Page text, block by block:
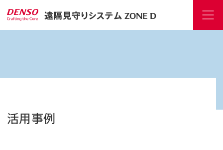
遠隔見守りシステム ZONE D
活用事例